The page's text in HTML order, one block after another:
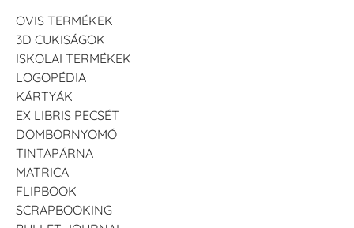
OVIS TERMÉKEK
3D CUKISÁGOK
ISKOLAI TERMÉKEK
LOGOPÉDIA
KÁRTYÁK
EX LIBRIS PECSÉT
DOMBORNYOMÓ
TINTAPÁRNA
MATRICA
FLIPBOOK
SCRAPBOOKING